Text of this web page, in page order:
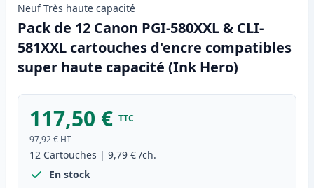
Neuf Très haute capacité
Pack de 12 Canon PGI-580XXL & CLI-
581XXL cartouches d'encre compatibles
super haute capacité (Ink Hero)
117,50 € TTC
97,92 € HT
12 Cartouches | 9,79 € /ch.
En stock